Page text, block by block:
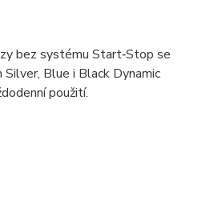
bez systému Start‑Stop se
Blue i Black Dynamic
použití.